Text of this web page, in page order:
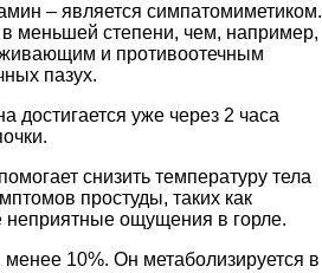
– является симпатомиметиком.
меньшей степени, чем, например,
и противоотечным
пазух.
уже через 2 часа
снизить температуру тела
простуды, таких как
неприятные ощущения в горле.
10%. Он метаболизируется в